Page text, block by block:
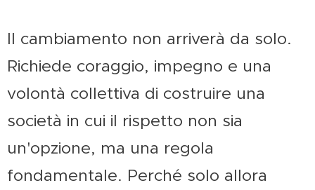
Il cambiamento non arriverà da solo.
Richiede coraggio, impegno e una
volontà collettiva di costruire una
società in cui il rispetto non sia
un'opzione, ma una regola
fondamentale. Perché solo allora